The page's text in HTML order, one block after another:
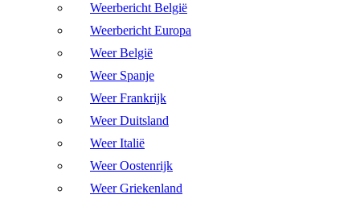
Weerbericht België
Weerbericht Europa
Weer België
Weer Spanje
Weer Frankrijk
Weer Duitsland
Weer Italië
Weer Oostenrijk
Weer Griekenland